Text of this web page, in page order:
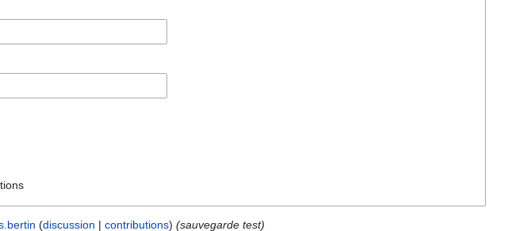
(discussion |contributions) (sauvegarde test)